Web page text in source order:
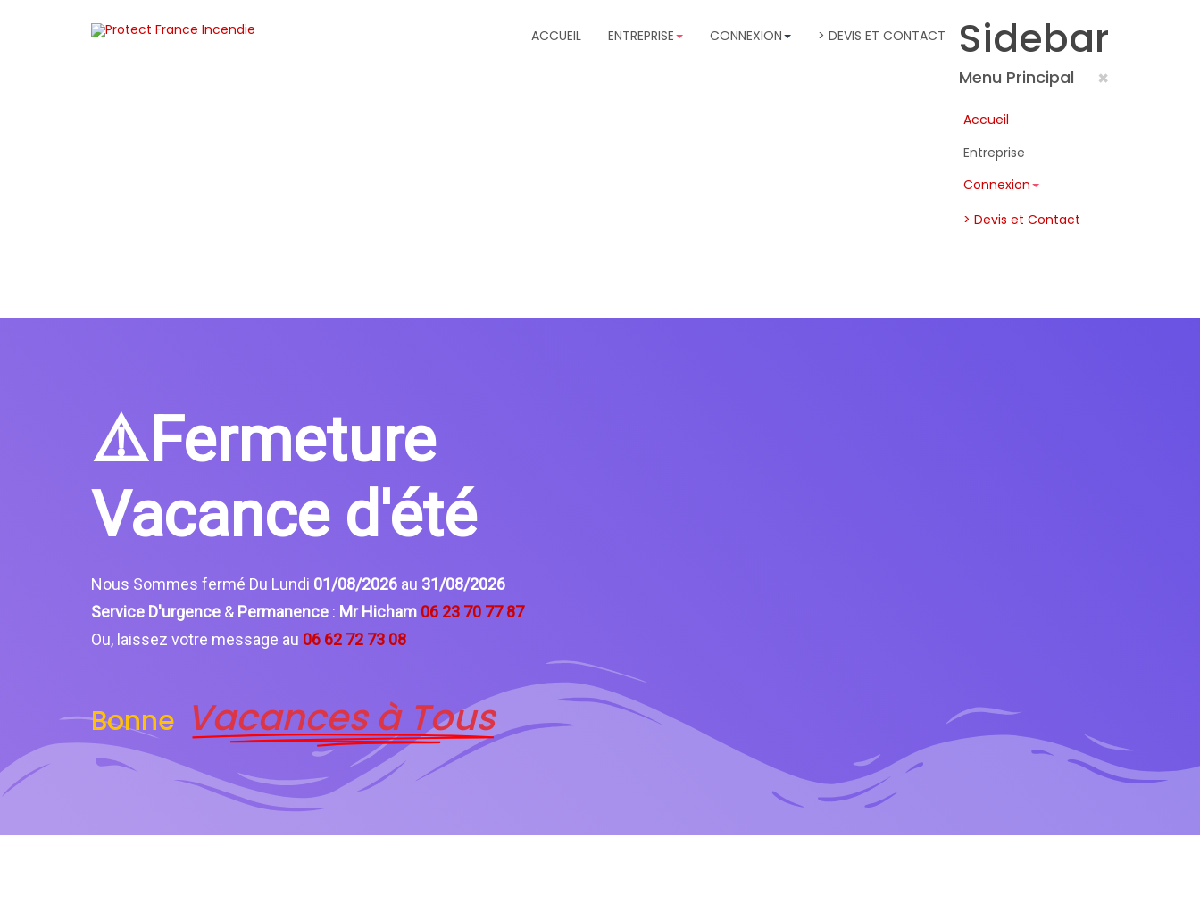
Sidebar
×
Menu Principal
Accueil
Entreprise
Connexion
> Devis et Contact
ACCUEIL ENTREPRISE CONNEXION > DEVIS ET CONTACT
⚠️Fermeture
Vacance d'été
Nous Sommes fermé Du Lundi 01/08/2026 au 31/08/2026
Service D'urgence & Permanence : Mr Hicham 06 23 70 77 87
Ou, laissez votre message au 06 62 72 73 08
Bonne Vacances à Tous